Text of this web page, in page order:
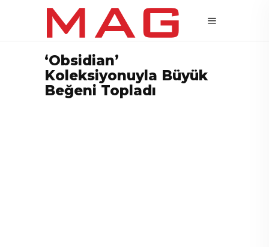
‘Obsidian’
Koleksiyonuyla Büyük
Beğeni Topladı